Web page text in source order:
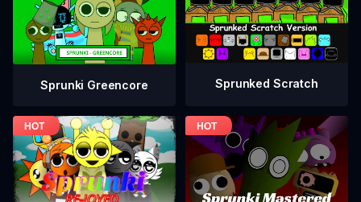
Sprunki Greencore Sprunked Scratch